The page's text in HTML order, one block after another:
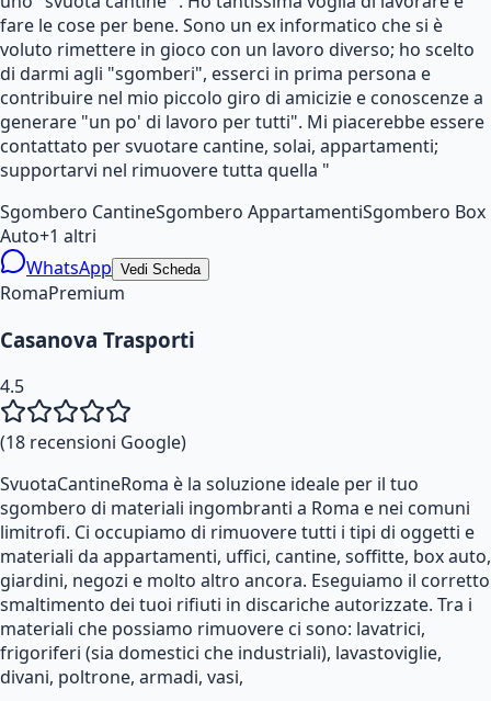
fare le cose per bene. Sono un ex informatico che si è
voluto rimettere in gioco con un lavoro diverso; ho scelto
di darmi agli "sgomberi", esserci in prima persona e
contribuire nel mio piccolo giro di amicizie e conoscenze a
generare "un po' di lavoro per tutti". Mi piacerebbe essere
contattato per svuotare cantine, solai, appartamenti;
supportarvi nel rimuovere tutta quella "
Sgombero CantineSgombero AppartamentiSgombero Box
Auto+1 altri
WhatsApp Vedi Scheda
RomaPremium
Casanova Trasporti
4.5
(18 recensioni Google)
SvuotaCantineRoma è la soluzione ideale per il tuo
sgombero di materiali ingombranti a Roma e nei comuni
limitrofi. Ci occupiamo di rimuovere tutti i tipi di oggetti e
materiali da appartamenti, uffici, cantine, soffitte, box auto,
giardini, negozi e molto altro ancora. Eseguiamo il corretto
smaltimento dei tuoi rifiuti in discariche autorizzate. Tra i
materiali che possiamo rimuovere ci sono: lavatrici,
frigoriferi (sia domestici che industriali), lavastoviglie,
divani, poltrone, armadi, vasi,